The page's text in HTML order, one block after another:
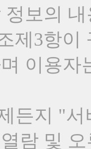
정보의
제3항
이용
든지 "
람 및